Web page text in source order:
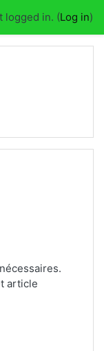
logged in. (Log in)
article